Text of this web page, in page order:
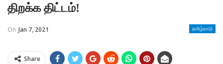
திறக்க திட்டம்!
தமிழ்நாடு
On Jan 7, 2021
Share